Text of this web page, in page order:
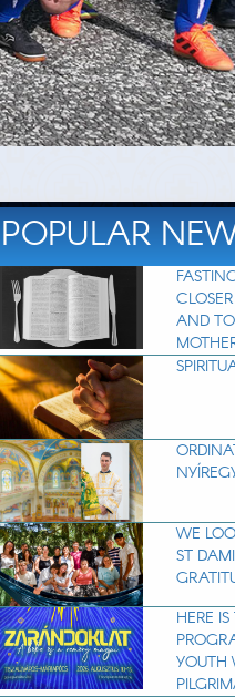
POPULAR
AND
WE
ST
HERE
YOUTH